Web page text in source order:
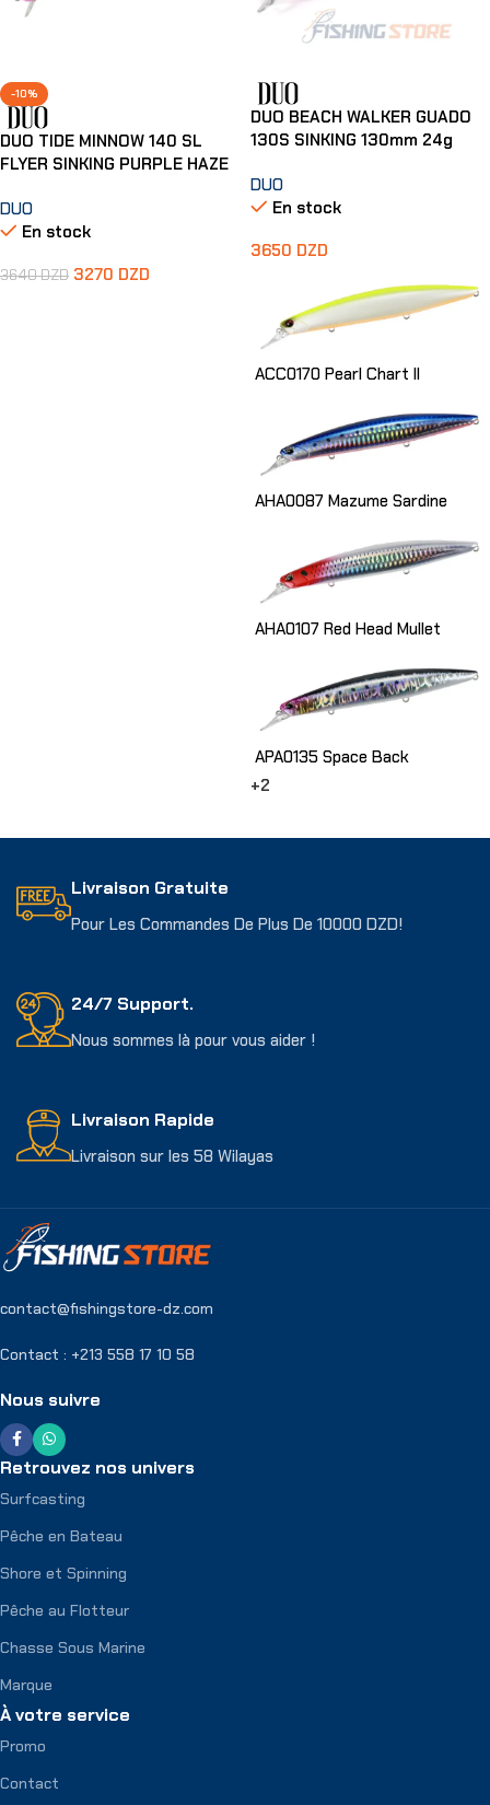
-10%
DUO TIDE MINNOW 140 SL
FLYER SINKING PURPLE HAZE
DUO
En stock
3640DZD 3270 DZD
DUO BEACH WALKER GUADO
130S SINKING 130mm 24g
DUO
En stock
3650 DZD
ACC0170 Pearl Chart II
AHA0087 Mazume Sardine
AHA0107 Red Head Mullet
APA0135 Space Back
+2
Livraison Gratuite
Pour Les Commandes De Plus De 10000 DZD!
24/7 Support.
Nous sommes là pour vous aider !
Livraison Rapide
Livraison sur les 58 Wilayas
contact@fishingstore-dz.com
Contact : +213 558 17 10 58
Nous suivre
Retrouvez nos univers
Surfcasting
Pêche en Bateau
Shore et Spinning
Pêche au Flotteur
Chasse Sous Marine
Marque
À votre service
Promo
Contact